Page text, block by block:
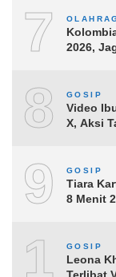
7
2026,
8 GOSIP
Video
X, Aksi
9 GOSIP
Tiara
8 Menit
10
GOSIP
Leona
Terlibat